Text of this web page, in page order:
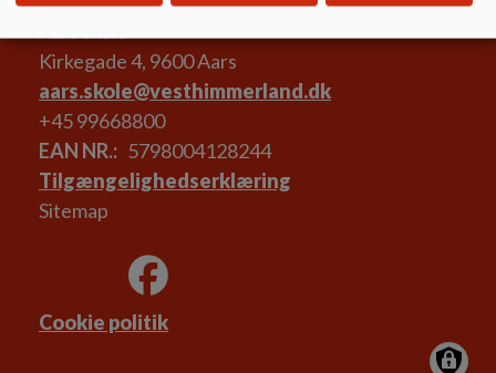
Kirkegade 4, 9600 Aars
aars.skole@vesthimmerland.dk
+45 99668800
EAN NR.
5798004128244
Tilgængelighedserklæring
Sitemap
Cookie politik